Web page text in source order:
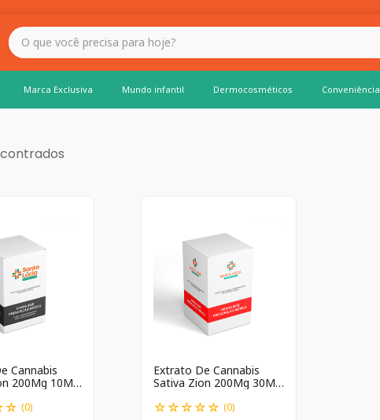
para hoje?
Marca Exclusiva Mundo infantil Dermocosméticos Conveniência
Cannabis
200Mg 10Ml
☆ (0)
Extrato De Cannabis
Sativa Zion 200Mg 30Ml
☆☆☆☆☆ (0)